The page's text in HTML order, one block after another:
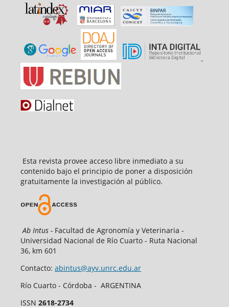
Esta revista provee acceso libre inmediato a su
contenido bajo el principio de poner a disposición
gratuitamente la investigación al público.
Ab Intus -Facultad de Agronomía y Veterinaria -
Universidad Nacional de Río Cuarto - Ruta Nacional
36, km 601
Contacto: abintus@ayv.unrc.edu.ar
Río Cuarto - Córdoba - ARGENTINA
ISSN 2618-2734